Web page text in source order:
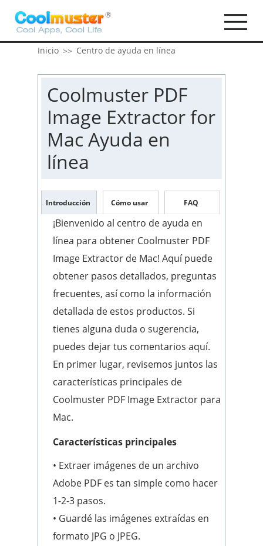
Inicio >> Centro de ayuda en línea
Coolmuster PDF
Image Extractor for
Mac Ayuda en
línea
Introducción Cómo usar FAQ
¡Bienvenido al centro de ayuda en
línea para obtener Coolmuster PDF
Image Extractor de Mac! Aquí puede
obtener pasos detallados, preguntas
frecuentes, así como la información
detallada de estos productos. Si
tienes alguna duda o sugerencia,
puedes dejar tus comentarios aquí.
En primer lugar, revisemos juntos las
características principales de
Coolmuster PDF Image Extractor para
Mac.
Características principales
• Extraer imágenes de un archivo
Adobe PDF es tan simple como hacer
1-2-3 pasos.
• Guardé las imágenes extraídas en
formato JPG o JPEG.